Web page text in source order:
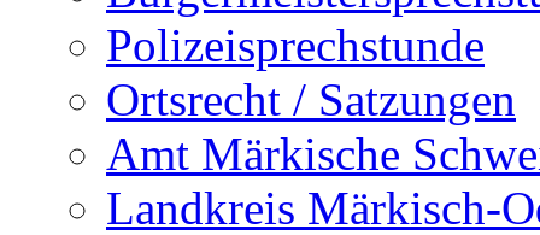
Polizeisprechstunde
Ortsrecht / Satzungen
Amt Märkische
Landkreis Märkisch-